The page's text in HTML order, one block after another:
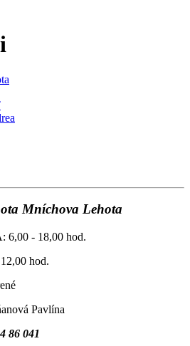
Mníchova Lehota
6,00 - 18,00 hod.
hod.
Pavlína
86 041